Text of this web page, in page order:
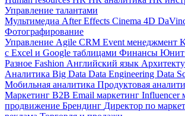
Управление талантами
Мультимедиа After Effects Cinema 4D
Фотографирование
Управление Agile CRM Event менеджмент
с Excel и Google таблицами Финансы Юнит
Разное Fashion Английский язык
Аналитика Big Data Data Engineering Data
Мобильная аналитика Продуктовая
Маркетинг B2B Email маркетинг Influencer
продвижение Брендинг Директор по